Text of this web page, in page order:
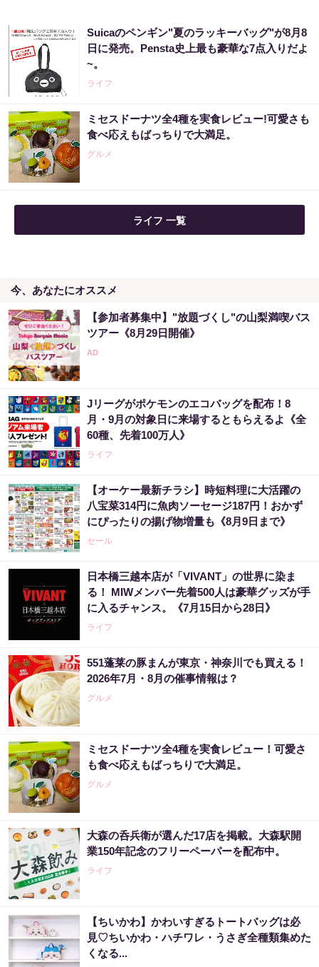
まだ宝くじ“適当に”買ってる？それ、当たら
ない人の典型です
PR（合同会社デジタルファーム ）
【宝くじ】このままの買い方で、本当に当た
ると思いますか
PR（合同会社デジタルファーム ）
Suicaのペンギン"夏のラッキーバッグ"が8月8
日に発売。Pensta史上最も豪華な7点入りだよ
~。
ライフ
ミセスドーナツ全4種を実食レビュー!可愛さも
食べ応えもばっちりで大満足。
グルメ
ライフ 一覧
今、あなたにオススメ
【参加者募集中】"放題づくし"の山梨満喫バス
ツアー《8月29日開催》
Jリーグがポケモンのエコバッグを配布！8
月・9月の対象日に来場するともらえるよ《全
60種、先着100万人》
ライフ
【オーケー最新チラシ】時短料理に大活躍の
八宝菜314円に魚肉ソーセージ187円！おかず
にぴったりの揚げ物増量も《8月9日まで》
セール
日本橋三越本店が「VIVANT」の世界に染ま
る！ MIWメンバー先着500人は豪華グッズが手
に入るチャンス。《7月15日から28日》
ライフ
551蓬莱の豚まんが東京・神奈川でも買える！
2026年7月・8月の催事情報は？
グルメ
ミセスドーナツ全4種を実食レビュー！可愛さ
も食べ応えもばっちりで大満足。
グルメ
大森の呑兵衛が選んだ17店を掲載。大森駅開
業150年記念のフリーペーパーを配布中。
ライフ
【ちいかわ】かわいすぎるトートバッグは必
見♡ちいかわ・ハチワレ・うさぎ全種類集めた
くなる...